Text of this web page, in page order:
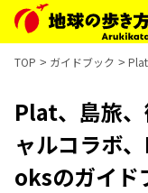
TOP ガイドブック
Plat、島旅、
ャルコラボ
oksのガイド